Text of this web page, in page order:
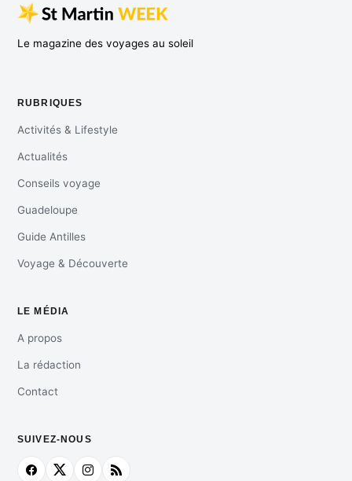
Le magazine des voyages au soleil
RUBRIQUES
Activités & Lifestyle
Actualités
Conseils voyage
Guadeloupe
Guide Antilles
Voyage & Découverte
LE MÉDIA
A propos
La rédaction
Contact
SUIVEZ-NOUS